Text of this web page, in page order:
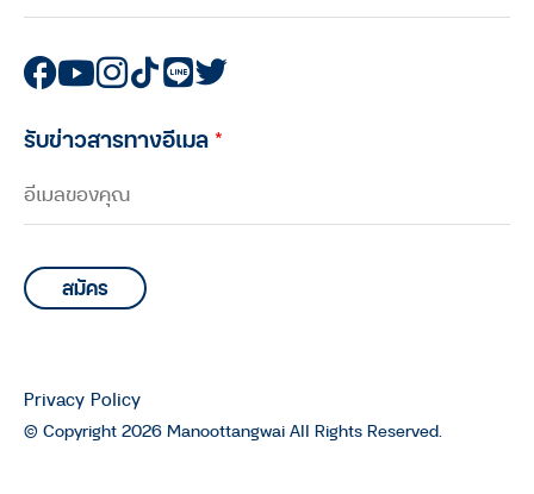
คนันท์ EP.5 : คุยกับ ทนงศักดิ์ ศุภ
วิ่ง”
มนุษย์ต่างวัย Talk กับ ประสาน อิง
64 ฤดูชีวิตของมาโนช พุฒตาล
รับข่าวสารทางอีเมล*
© Copyright 2026 Manoottangwai All Rights Reserved.
Privacy Policy